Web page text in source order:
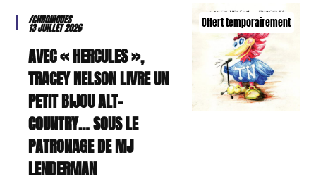
Offert temporairement
/CHRONIQUES
13 JUILLET 2026
AVEC « HERCULES »,
TRACEY NELSON LIVRE UN
PETIT BIJOU ALT-
COUNTRY… SOUS LE
PATRONAGE DE MJ
LENDERMAN